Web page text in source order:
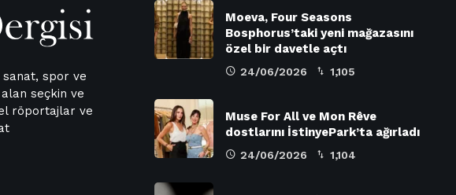
sanat, spor ve
seçkin ve
röportajlar ve
Moeva, Four Seasons
Bosphorus’taki yeni mağazasını
özel bir davetle açtı
24/06/2026 1,105
Muse For All ve Mon Rêve
dostlarını İstinyePark’ta ağırladı
24/06/2026 1,104